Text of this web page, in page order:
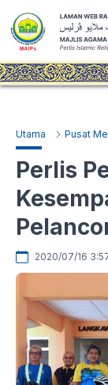
Utama Pusat
Perlis
2020/07/16